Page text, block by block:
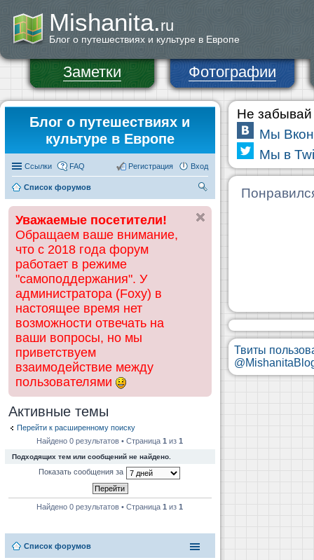
Mishanita.ru
Блог о путешествиях и культуре в Европе
Заметки Фотографии
Блог о путешествиях и
культуре в Европе
Ссылки FAQ Вход
Регистрация
Список форумов
ск
Уважаемые посетители!
Обращаем ваше внимание,
что с 2018 года форум
работает в режиме
"самоподдержания". У
администратора (Foxy) в
настоящее время нет
возможности отвечать на
ваши вопросы, но мы
приветствуем
взаимодействие между
пользователями
Активные темы
Перейти к расширенному поиску
Найдено 0 результатов • Страница1 из1
Подходящих тем или сообщений не найдено.
Показать сообщения за
Найдено 0 результатов • Страница1 из1
Список форумов
Не забывай
Мы
Мы в
Твиты